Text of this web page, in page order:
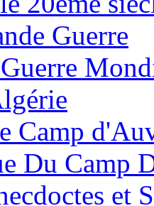
Guerre
Camp
Du Camp
et